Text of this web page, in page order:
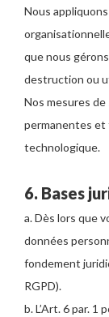
Nous
que nous
destruction ou
Nos mesures de
permanentes et
technologique.
6. Bases
a. Dès lors que
données
fondement
RGPD).
b. L’Art. 6 par.